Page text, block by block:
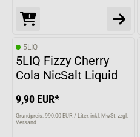
5LIQ
5LIQ Fizzy Cherry
Cola NicSalt Liquid
9,90 EUR*
Grundpreis: 990,00 EUR / Liter inkl. MwSt. zzgl.
Versand